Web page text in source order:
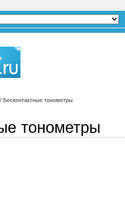
/ Бесконтактные тонометры
тонометры